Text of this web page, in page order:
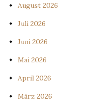
August 2026
Juli 2026
Juni 2026
Mai 2026
April 2026
März 2026